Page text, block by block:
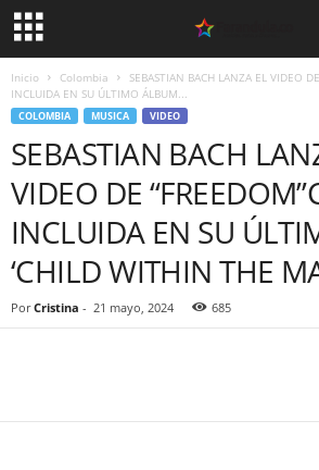
Inicio Colombia
SEBASTIAN BACH LANZA EL VIDEO
INCLUIDA EN SU ÚLTIMO ÁLBUM...
COLOMBIA MUSICA VIDEO
SEBASTIAN BACH
VIDEO DE
INCLUIDA EN SU
‘CHILD WITHIN THE
Por Cristina - 21 mayo, 2024 685